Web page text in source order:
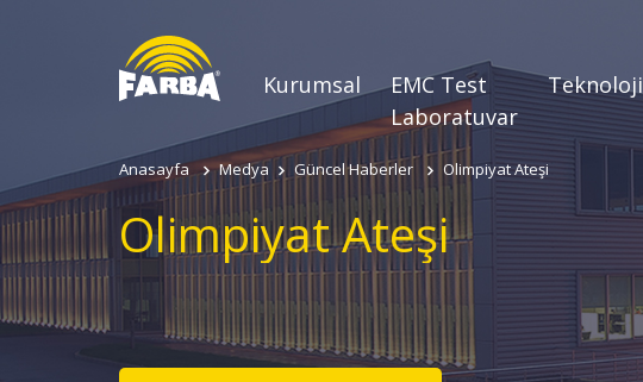
Kurumsal
EMC Test
Laboratuvar
Teknoloji
Anasayfa Medya Güncel Haberler Olimpiyat Ateşi
Olimpiyat Ateşi